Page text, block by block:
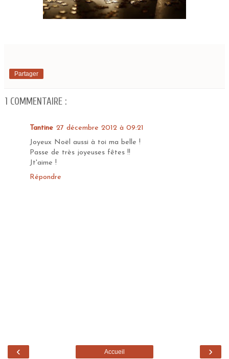
Partager
1 COMMENTAIRE :
Tantine 27 décembre 2012 à 09:21
Joyeux Noël aussi à toi ma belle !
Passe de très joyeuses fêtes !!
Jt'aime !
Répondre
‹ ›
Accueil